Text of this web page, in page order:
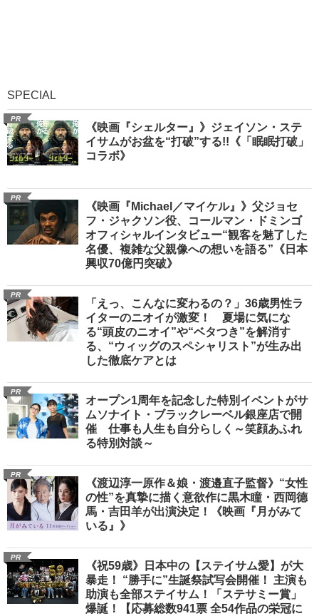
SPECIAL
PR
《映画『シェルター』》ジェイソン・ステ
イサムがお盆を“打破”する!!《「眠眠打破」
コラボ》
PR
《映画『Michael／マイケル』》父ジョセ
フ・ジャクソン役、コールマン・ドミンゴ
オフィシャルインタビュー“観客を魅了した
名優、複雑な父親像への想いを語る”《日本
興収70億円突破》
PR
「えっ、こんなに変わるの？」36歳男性ラ
イターのニオイが激変！ 夏場に気にな
る“頭皮のニオイ”や“ベタつき”を解消す
る、“ウィッグのスペシャリスト”が生み出
した徹底ケアとは
PR
オープン1周年を記念した特別イベントがサ
ムソナイト・ブラックレーベル銀座店で開
催 仕事も人生も自分らしく～笑顔あふれ
る特別対談～
PR
《渡辺淳一原作＆娘・渡邉直子監督》“女性
の性”を真摯に描く意欲作に黒木瞳・西岡德
馬・吉田羊が出演決定！《映画『月がみて
いる』》
PR
《祝59歳》日本中の【ステイサム愛】が大
暴走！ “勝手に”生誕祭試写会開催！ 主演も
助演も全部ステイサム！「ステサミー賞」
爆誕！【応募総数941票 全54作品の栄冠に